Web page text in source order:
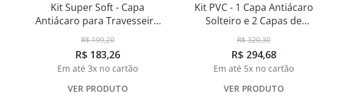
Kit Super Soft - Capa
Antiácaro para Travesseiro
Padrão 50x70cm
R$199,20
R$ 183,26
Em até 3x no cartão
VER PRODUTO
Kit PVC - 1 Capa Antiácaro
Solteiro e 2 Capas de
Travesseiro
R$320,30
R$ 294,68
Em até 5x no cartão
VER PRODUTO